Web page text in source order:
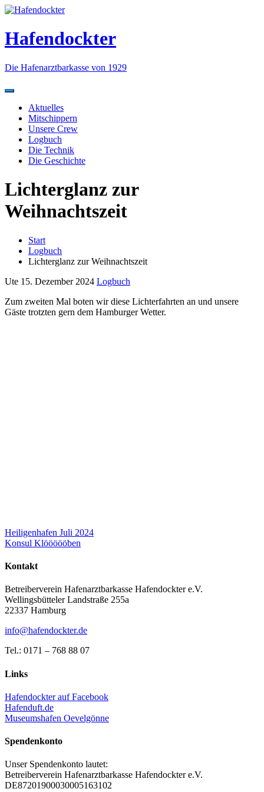
Zum
springen
Hafendockter
Die Hafenarztbarkasse von 1929
Aktuelles
Mitschippern
Unsere Crew
Logbuch
Die Technik
Die Geschichte
Lichterglanz zur
Weihnachtszeit
Start
Logbuch
Lichterglanz zur Weihnachtszeit
Ute 15. Dezember 2024 Logbuch
Zum zweiten Mal boten wir diese Lichterfahrten an und unsere
Gäste trotzten gern dem Hamburger Wetter.
Beitragsnavigation
Heiligenhafen Juli 2024
Konsul Klöööööben
Kontakt
Betreiberverein Hafenarztbarkasse Hafendockter e.V.
Wellingsbütteler Landstraße 255a
22337 Hamburg
info@hafendockter.de
Tel.: 0171 – 768 88 07
Links
Hafendockter auf Facebook
Hafenduft.de
Museumshafen Oevelgönne
Spendenkonto
Unser Spendenkonto lautet:
Betreiberverein Hafenarztbarkasse Hafendockter e.V.
DE87201900030005163102